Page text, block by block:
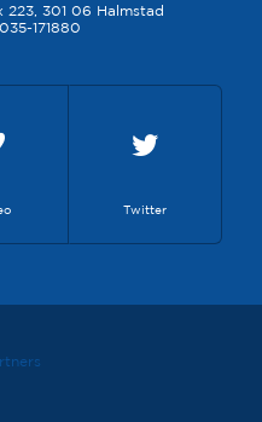
223, 301 06 Halmstad
171880
Twitter